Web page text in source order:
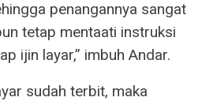
penangannya sangat
tetap mentaati instruksi
ijin layar,” imbuh Andar.
sudah terbit, maka